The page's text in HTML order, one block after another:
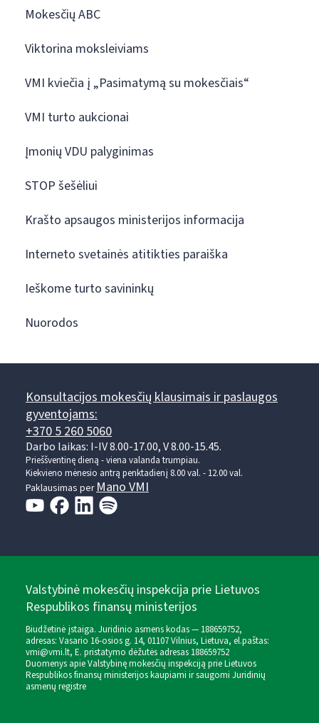
Mokesčių ABC
Viktorina moksleiviams
VMI kviečia į „Pasimatymą su mokesčiais“
VMI turto aukcionai
Įmonių VDU palyginimas
STOP šešėliui
Krašto apsaugos ministerijos informacija
Interneto svetainės atitikties paraiška
Ieškome turto savininkų
Nuorodos
Konsultacijos mokesčių klausimais ir paslaugos
gyventojams:
+370 5 260 5060
Darbo laikas: I-IV 8.00-17.00, V 8.00-15.45.
Prieššventinę dieną - viena valanda trumpiau.
Kiekvieno mėnesio antrą penktadienį 8.00 val. - 12.00 val.
Paklausimas perMano VMI
Valstybinė mokesčių inspekcija prie Lietuvos
Respublikos finansų ministerijos
Biudžetinė įstaiga. Juridinio asmens kodas — 188659752,
adresas: Vasario 16-osios g. 14, 01107 Vilnius, Lietuva, el.paštas:
vmi@vmi.lt, E. pristatymo dėžutės adresas 188659752
Duomenys apie Valstybinę mokesčių inspekciją prie Lietuvos
Respublikos finansų ministerijos kaupiami ir saugomi Juridinių
asmenų registre